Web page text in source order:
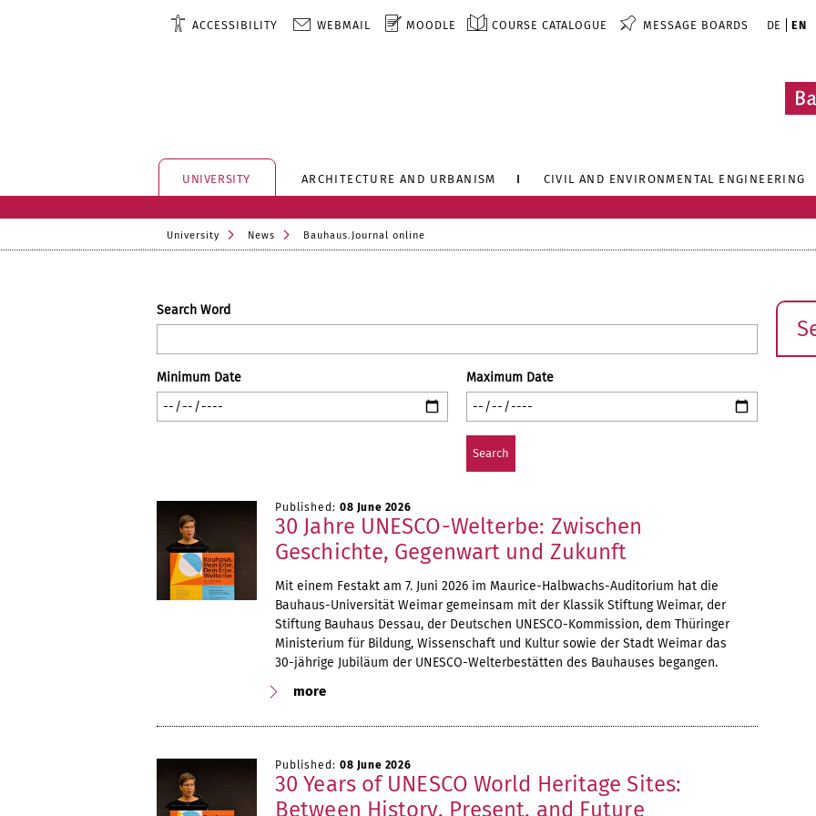
ACCESSIBILITY WEBMAIL MOODLE COURSE CATALOGUE MESSAGE BOARDS DE EN
UNIVERSITY ARCHITECTURE AND URBANISM CIVIL AND ENVIRONMENTAL ENGINEERING
University News Bauhaus.Journal online
Search Word
Minimum Date Maximum Date
Published: 08 June 2026
30 Jahre UNESCO-Welterbe: Zwischen
Geschichte, Gegenwart und Zukunft
Mit einem Festakt am 7. Juni 2026 im Maurice-Halbwachs-Auditorium hat die
Bauhaus-Universität Weimar gemeinsam mit der Klassik Stiftung Weimar, der
Stiftung Bauhaus Dessau, der Deutschen UNESCO-Kommission, dem Thüringer
Ministerium für Bildung, Wissenschaft und Kultur sowie der Stadt Weimar das
30-jährige Jubiläum der UNESCO-Welterbestätten des Bauhauses begangen.
more
Published: 08 June 2026
30 Years of UNESCO World Heritage Sites:
Between History, Present, and Future